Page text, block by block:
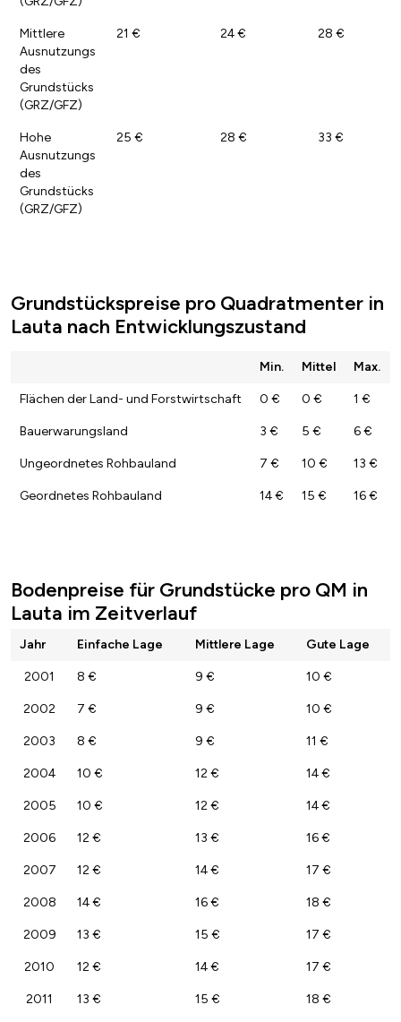
Mittlere
Ausnutzungs
des
Grundstücks
(GRZ/GFZ)
21 € 24 € 28 €
Hohe
Ausnutzungs
des
Grundstücks
(GRZ/GFZ)
25 € 28 € 33 €
Grundstückspreise pro Quadratmenter in
Lauta nach Entwicklungszustand
Min. Mittel Max.
Flächen der Land- und Forstwirtschaft 0 € 0 € 1 €
Bauerwarungsland 3 € 5 € 6 €
Ungeordnetes Rohbauland 7 € 10 € 13 €
Geordnetes Rohbauland 14 € 15 € 16 €
Bodenpreise für Grundstücke pro QM in
Lauta im Zeitverlauf
Jahr Einfache Lage Mittlere Lage Gute Lage
2001 8 € 9 € 10 €
2002 7 € 9 € 10 €
2003 8 € 9 € 11 €
2004 10 € 12 € 14 €
2005 10 € 12 € 14 €
2006 12 € 13 € 16 €
2007 12 € 14 € 17 €
2008 14 € 16 € 18 €
2009 13 € 15 € 17 €
2010 12 € 14 € 17 €
2011 13 € 15 € 18 €